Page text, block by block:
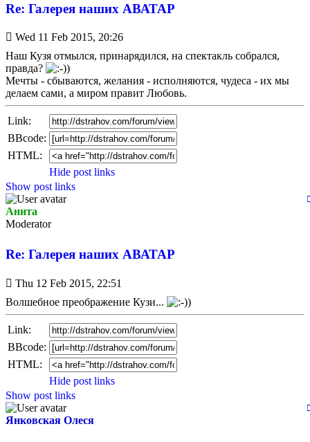
Re: Галерея наших АВАТАР
Unread
Wed 11 Feb 2015, 20:26
Наш Кузя отмылся, принарядился, на спектакль собрался,
правда?
Мечты - сбываются, желания - исполняются, чудеса - их мы
делаем сами, а миром правит Любовь.
Link:
BBcode:
HTML:
Hide post links
Show post links
Анита
Мoderator
Re: Галерея наших АВАТАР
Unread
Thu 12 Feb 2015, 22:51
Волшебное преображение Кузи...
Link:
BBcode:
HTML:
Hide post links
Show post links
Янковская Олеся